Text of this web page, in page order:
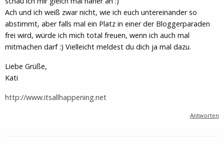
Ach und ich weiß zwar nicht, wie ich euch untereinander so
abstimmt, aber falls mal ein Platz in einer der Bloggerparaden
frei wird, würde ich mich total freuen, wenn ich auch mal
mitmachen darf :) Vielleicht meldest du dich ja mal dazu.
Liebe Grüße,
Kati
http://www.itsallhappening.net
Antworten